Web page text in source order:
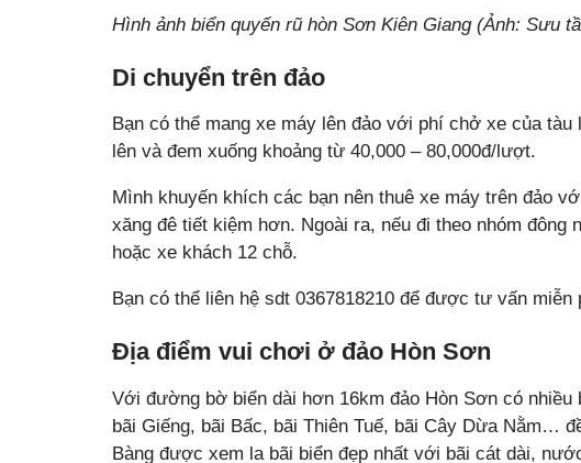
Hình ảnh biển quyến rũ hòn Sơn Kiên Giang (Ảnh: Sưu
Di chuyển trên đảo
Bạn có thể mang xe máy lên đảo với phí chở xe của
lên và đem xuống khoảng từ 40,000 – 80,000đ/lượt.
Mình khuyến khích các bạn nên thuê xe máy trên đảo
xăng đê tiết kiệm hơn. Ngoài ra, nếu đi theo nhóm đông
hoặc xe khách 12 chỗ.
Bạn có thể liên hệ sdt 0367818210 để được tư vấn miễn
Địa điểm vui chơi ở đảo Hòn Sơn
Với đường bờ biển dài hơn 16km đảo Hòn Sơn có nhiều
bãi Giếng, bãi Bấc, bãi Thiên Tuế, bãi Cây Dừa Nằm…
Bàng được xem la bãi biển đẹp nhất với bãi cát dài,